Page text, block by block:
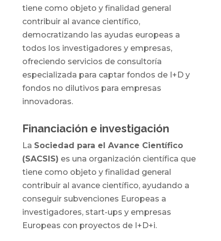
tiene como objeto y finalidad general
contribuir al avance científico,
democratizando las ayudas europeas a
todos los investigadores y empresas,
ofreciendo servicios de consultoría
especializada para captar fondos de I+D y
fondos no dilutivos para empresas
innovadoras.
Financiación e investigación
La Sociedad para el Avance Científico
(SACSIS) es una organización científica que
tiene como objeto y finalidad general
contribuir al avance científico, ayudando a
conseguir subvenciones Europeas a
investigadores, start-ups y empresas
Europeas con proyectos de I+D+i.